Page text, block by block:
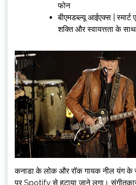
फोन
बीएमडब्ल्यू आईएक्स | स्मार्ट
शक्ति और स्वायत्तता के
कनाडा के लोक और रॉक गायक नील यंग के
पर Spotify से हटाया जाने लगा।